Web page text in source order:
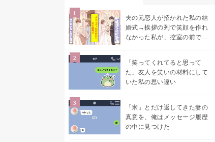
夫の元恋人が招かれた私の結
婚式→挨拶の列で笑顔を作れ
なかった私が、控室の前で彼
「笑ってくれてると思って
た」友人を笑いの材料にして
いた私の思い違い
「米」とだけ返してきた妻の
真意を、俺はメッセージ履歴
の中に見つけた